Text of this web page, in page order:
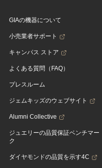
GIAの機器について
小売業者サポート
キャンパス ストア
よくある質問（FAQ）
プレスルーム
ジェムキッズのウェブサイト
Alumni Collective
ジュエリーの品質保証ベンチマー
ク
ダイヤモンドの品質を示す4C